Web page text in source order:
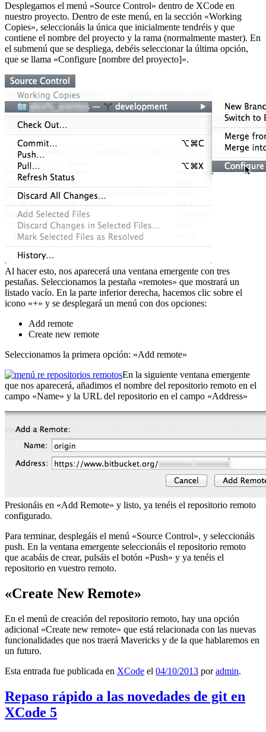
Desplegamos el menú «Source Control» dentro de XCode en
nuestro proyecto. Dentro de este menú, en la sección «Working
Copies», seleccionáis la única que inicialmente tendréis y que
contiene el nombre del proyecto y la rama (normalmente master). En
el submenú que se despliega, debéis seleccionar la última opción,
que se llama «Configure [nombre del proyecto]».
Al hacer esto, nos aparecerá una ventana emergente con tres
pestañas. Seleccionamos la pestaña «remotes» que mostrará un
listado vacío. En la parte inferior derecha, hacemos clic sobre el
icono «+» y se desplegará un menú con dos opciones:
Add remote
Create new remote
Seleccionamos la primera opción: «Add remote»
En la siguiente ventana emergente
que nos aparecerá, añadimos el nombre del repositorio remoto en el
campo «Name» y la URL del repositorio en el campo «Address»
Presionáis en «Add Remote» y listo, ya tenéis el repositorio remoto
configurado.
Para terminar, desplegáis el menú «Source Control», y seleccionáis
push. En la ventana emergente seleccionáis el repositorio remoto
que acabáis de crear, pulsáis el botón «Push» y ya tenéis el
repositorio en vuestro remoto.
«Create New Remote»
En el menú de creación del repositorio remoto, hay una opción
adicional «Create new remote» que está relacionada con las nuevas
funcionalidades que nos traerá Mavericks y de la que hablaremos en
un futuro.
Esta entrada fue publicada en XCode el 04/10/2013 poradmin.
Repaso rápido a las novedades de git en
XCode 5